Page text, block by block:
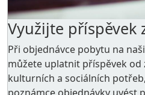
Využijte příspěvek
Při objednávce pobytu na
můžete uplatnit příspěvek od
kulturních a sociálních potřeb